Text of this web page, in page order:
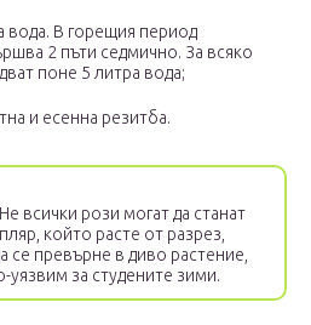
вода. В горещия период
2 пъти седмично. За всяко
поне 5 литра вода;
и есенна резитба.
Не всички рози могат да станат
който расте от разрез,
се превърне в диво растение,
уязвим за студените зими.